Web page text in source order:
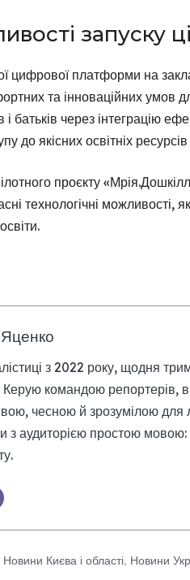
запуску
цифрової платформи на
та інноваційних умов
і батьків через інтеграцію
до якісних освітніх
проєкту
технологічні
з 2022 року, щодня
Керую командою репортерів,
чесною й зрозумілою для
з аудиторією простою
Новини Києва і області, Новини